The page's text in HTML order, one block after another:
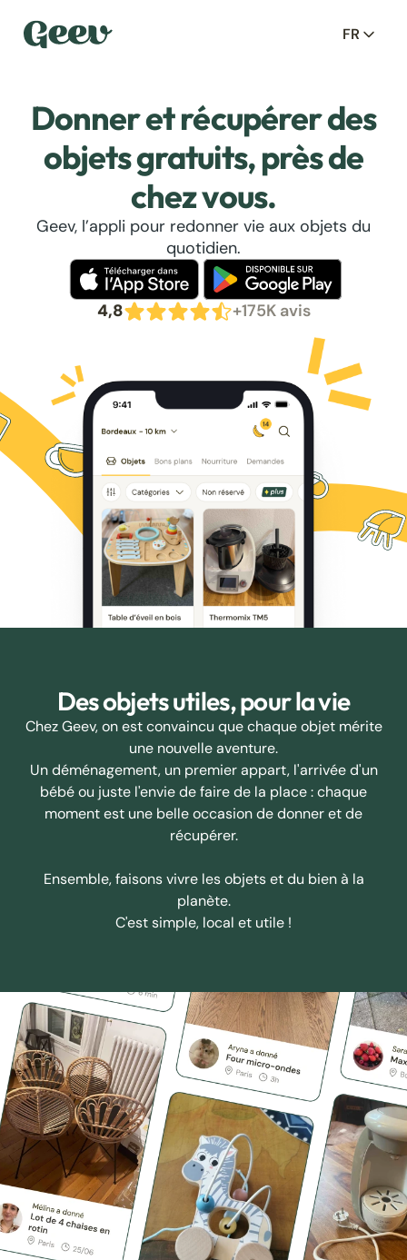
FR
Donner et récupérer des
objets gratuits, près de
chez vous.
Geev, l’appli pour redonner vie aux objets du
quotidien.
4,8 +175K avis
Des objets utiles, pour la vie
Chez Geev, on est convaincu que chaque objet mérite
une nouvelle aventure.
Un déménagement, un premier appart, l'arrivée d'un
bébé ou juste l'envie de faire de la place : chaque
moment est une belle occasion de donner et de
récupérer.
Ensemble, faisons vivre les objets et du bien à la
planète.
C'est simple, local et utile !